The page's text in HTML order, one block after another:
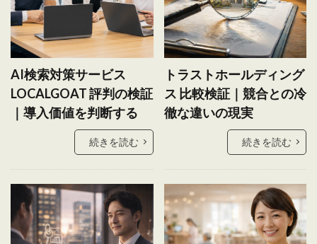
AI検索対策サービス
LOCALGOAT 評判の検証
｜導入価値を判断する
続きを読む
トラストホールディング
ス 比較検証｜競合との冷
徹な違いの現実
続きを読む